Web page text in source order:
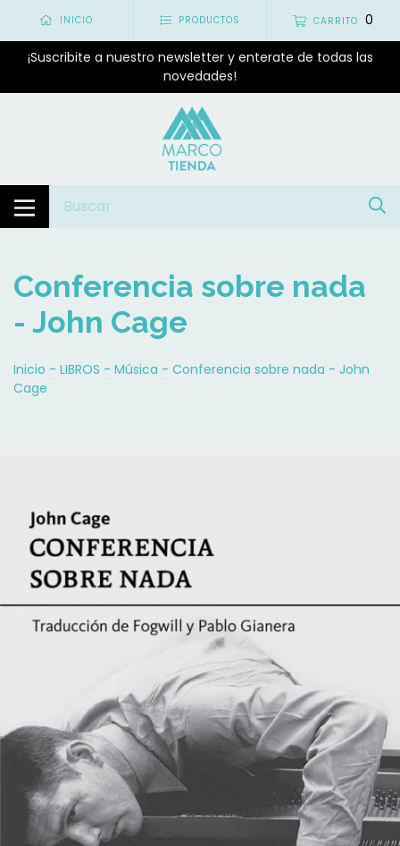
INICIO PRODUCTOS CARRITO 0
¡Suscribite a nuestro newsletter y enterate de todas las
novedades!
Conferencia sobre nada
- John Cage
Inicio - LIBROS - Música - Conferencia sobre nada - John
Cage